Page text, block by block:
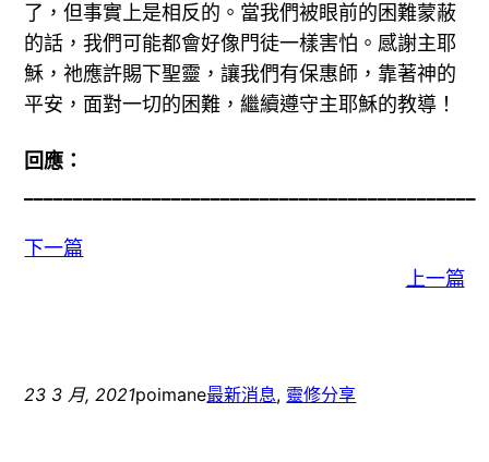
了，但事實上是相反的。當我們被眼前的困難蒙蔽
的話，我們可能都會好像門徒一樣害怕。感謝主耶
穌，祂應許賜下聖靈，讓我們有保惠師，靠著神的
平安，面對一切的困難，繼續遵守主耶穌的教導！
回應：
下一篇
上一篇
23 3 月, 2021poimane最新消息, 靈修分享